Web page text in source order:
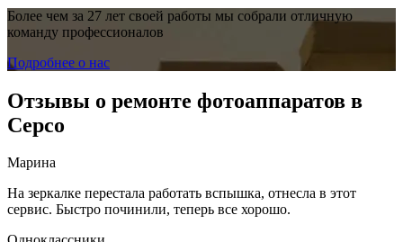
Более чем за 27 лет своей работы мы собрали отличную
команду профессионалов
Подробнее о нас
Отзывы о ремонте фотоаппаратов в
Серсо
Марина
На зеркалке перестала работать вспышка, отнесла в этот
сервис. Быстро починили, теперь все хорошо.